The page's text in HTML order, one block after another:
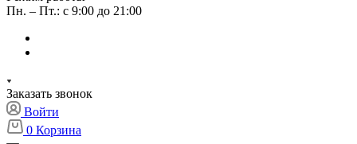
Пн. – Пт.: с 9:00 до 21:00
Заказать звонок
Войти
0 Корзина